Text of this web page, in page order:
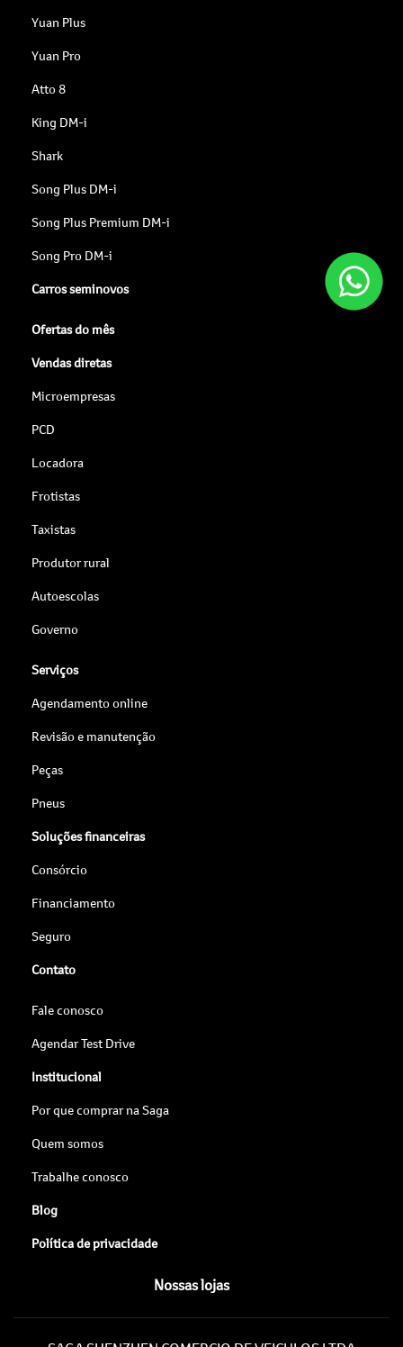
Yuan Plus
Yuan Pro
Atto 8
King DM-i
Shark
Song Plus DM-i
Song Plus Premium DM-i
Song Pro DM-i
Carros seminovos
Ofertas do mês
Vendas diretas
Microempresas
PCD
Locadora
Frotistas
Taxistas
Produtor rural
Autoescolas
Governo
Serviços
Agendamento online
Revisão e manutenção
Peças
Pneus
Soluções financeiras
Consórcio
Financiamento
Seguro
Contato
Fale conosco
Agendar Test Drive
Institucional
Por que comprar na Saga
Quem somos
Trabalhe conosco
Blog
Política de privacidade
Nossas lojas